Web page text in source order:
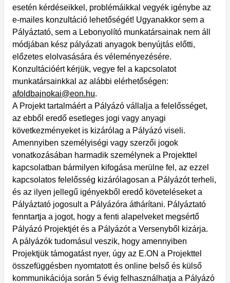
esetén kérdéseikkel, problémáikkal vegyék igénybe az
e-mailes konzultáció lehetőségét! Ugyanakkor sem a
Pályáztató, sem a Lebonyolító munkatársainak nem áll
módjában kész pályázati anyagok benyújtás előtti,
előzetes elolvasására és véleményezésére.
Konzultációért kérjük, vegye fel a kapcsolatot
munkatársainkkal az alábbi elérhetőségen:
afoldbajnokai@eon.hu.
A Projekt tartalmáért a Pályázó vállalja a felelősséget,
az ebből eredő esetleges jogi vagy anyagi
következményeket is kizárólag a Pályázó viseli.
Amennyiben személyiségi vagy szerzői jogok
vonatkozásában harmadik személynek a Projekttel
kapcsolatban bármilyen kifogása merülne fel, az ezzel
kapcsolatos felelősség kizárólagosan a Pályázót terheli,
és az ilyen jellegű igényekből eredő követeléseket a
Pályáztató jogosult a Pályázóra áthárítani. Pályáztató
fenntartja a jogot, hogy a fenti alapelveket megsértő
Pályázó Projektjét és a Pályázót a Versenyből kizárja.
A pályázók tudomásul veszik, hogy amennyiben
Projektjük támogatást nyer, úgy az E.ON a Projekttel
összefüggésben nyomtatott és online belső és külső
kommunikációja során 5 évig felhasználhatja a Pályázó